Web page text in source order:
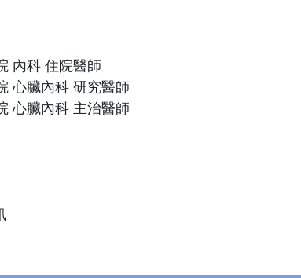
內科 住院醫師
心臟內科 研究醫師
心臟內科 主治醫師